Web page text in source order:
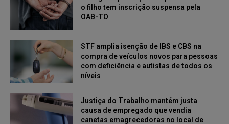
o filho tem inscrição suspensa pela
OAB-TO
STF amplia isenção de IBS e CBS na
compra de veículos novos para pessoas
com deficiência e autistas de todos os
níveis
Justiça do Trabalho mantém justa
causa de empregado que vendia
canetas emagrecedoras no local de